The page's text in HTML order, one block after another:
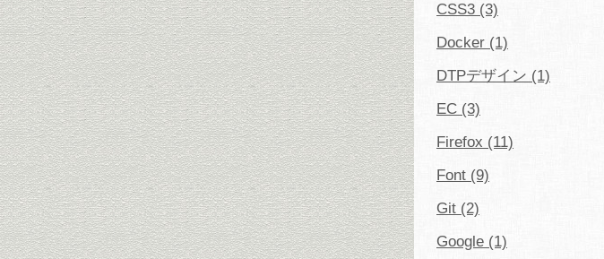
CSS3 (3)
Docker (1)
DTPデザイン (1)
EC (3)
Firefox (11)
Font (9)
Git (2)
Google (1)